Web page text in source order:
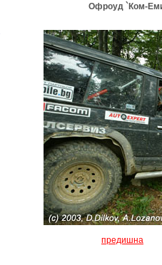
Офроуд `Ком-
предишна